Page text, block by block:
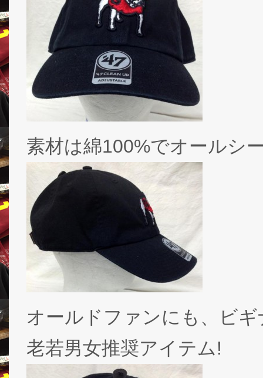
素材は綿100%でオールシ
オールドファンにも、ビ
老若男女推奨アイテム!